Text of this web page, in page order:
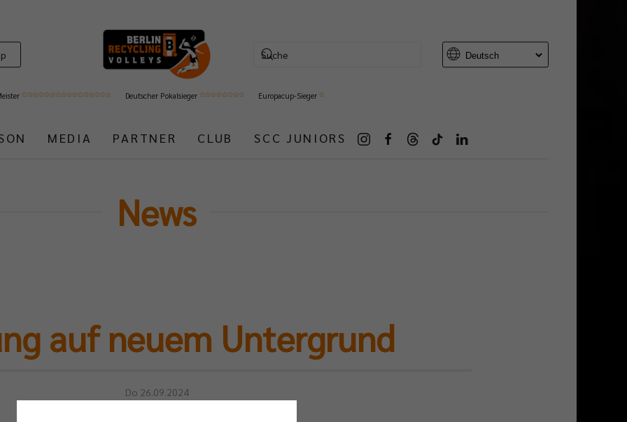
Deutscher Pokalsieger Europacup-Sieger
MEDIA PARTNER CLUB SCC JUNIORS
News
auf neuem Untergrund
Do 26.09.2024